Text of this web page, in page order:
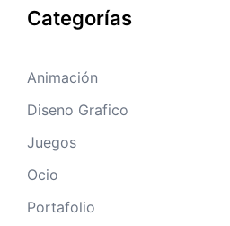
Categorías
Animación
Diseno Grafico
Juegos
Ocio
Portafolio